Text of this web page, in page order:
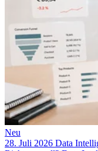
Neu
28. Juli 2026 Data